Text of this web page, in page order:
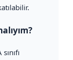
sınıfı